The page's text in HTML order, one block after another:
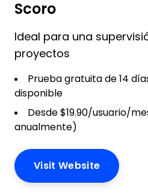
Scoro
Ideal para una
proyectos
Prueba gratuita de 14
disponible
Desde $19.90/usuario/
anualmente)
Visit Website